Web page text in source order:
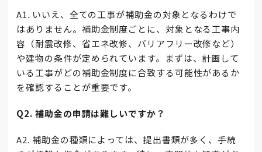
A1. いいえ、全ての工事が補助金の対象となるわけで
はありません。補助金制度ごとに、対象となる工事内
容（耐震改修、省エネ改修、バリアフリー改修など）
や建物の条件が定められています。まずは、計画して
いる工事がどの補助金制度に合致する可能性があるか
を確認することが重要です。
Q2. 補助金の申請は難しいですか？
A2. 補助金の種類によっては、提出書類が多く、手続